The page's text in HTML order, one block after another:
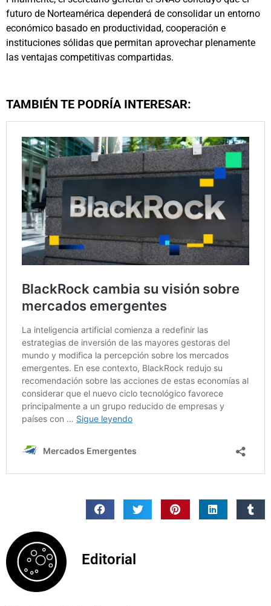
futuro de Norteamérica dependerá de consolidar un entorno
económico basado en productividad, cooperación e
instituciones sólidas que permitan aprovechar plenamente
las ventajas competitivas compartidas.
TAMBIÉN TE PODRÍA INTERESAR:
Editorial